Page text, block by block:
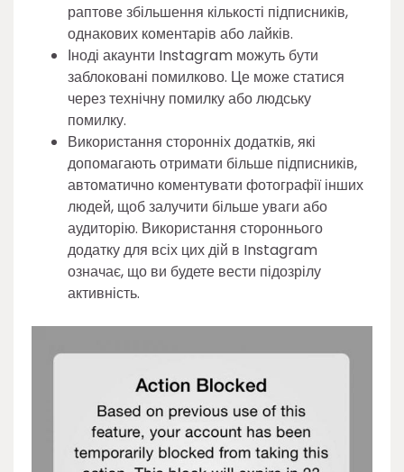
раптове збільшення кількості підписників,
однакових коментарів або лайків.
Іноді акаунти Instagram можуть бути
заблоковані помилково. Це може статися
через технічну помилку або людську
помилку.
Використання сторонніх додатків, які
допомагають отримати більше підписників,
автоматично коментувати фотографії інших
людей, щоб залучити більше уваги або
аудиторію. Використання стороннього
додатку для всіх цих дій в Instagram
означає, що ви будете вести підозрілу
активність.